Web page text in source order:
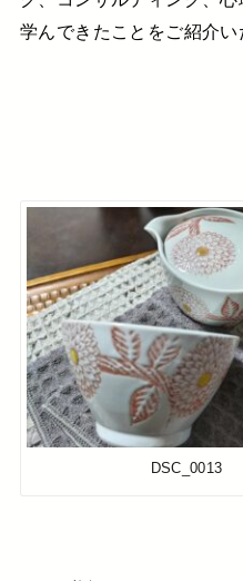
学んできたことをご紹介い
DSC_0013